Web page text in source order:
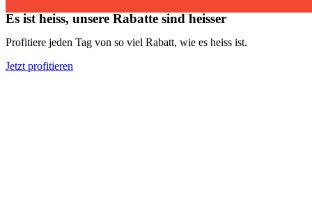
Es ist heiss, unsere Rabatte sind heisser
Profitiere jeden Tag von so viel Rabatt, wie es heiss ist.
Jetzt profitieren